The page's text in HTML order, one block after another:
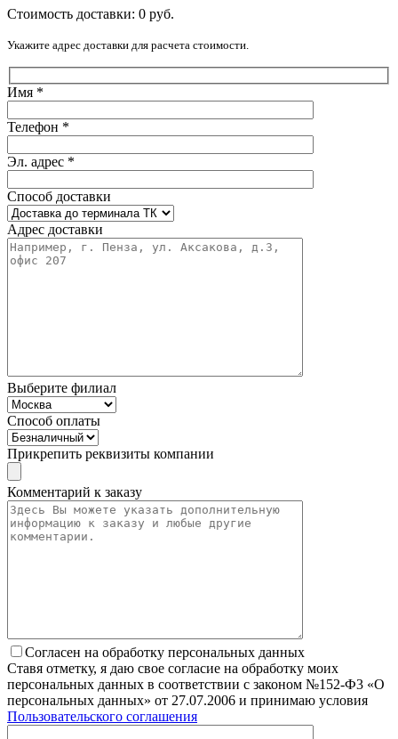
Стоимость доставки: 0 руб.
Укажите адрес доставки для расчета стоимости.
Имя *
Телефон *
Эл. адрес *
Способ доставки
Адрес доставки
Выберите филиал
Способ оплаты
Прикрепить реквизиты компании
Комментарий к заказу
Согласен на обработку персональных данных
Ставя отметку, я даю свое согласие на обработку моих
персональных данных в соответствии с законом №152-Ф3 «О
персональных данных» от 27.07.2006 и принимаю условия
Пользовательского соглашения